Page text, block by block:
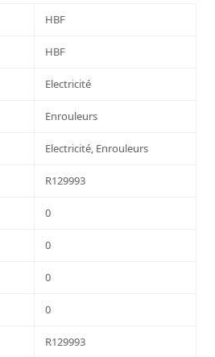
HBF
HBF
Electricité
Enrouleurs
Electricité, Enrouleurs
R129993
0
0
0
0
R129993